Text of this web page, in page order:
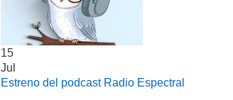
15
Jul
Estreno del podcast Radio Espectral